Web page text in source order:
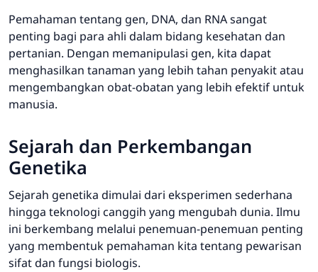
Pemahaman tentang gen, DNA, dan RNA sangat
penting bagi para ahli dalam bidang kesehatan dan
pertanian. Dengan memanipulasi gen, kita dapat
menghasilkan tanaman yang lebih tahan penyakit atau
mengembangkan obat-obatan yang lebih efektif untuk
manusia.
Sejarah dan Perkembangan
Genetika
Sejarah genetika dimulai dari eksperimen sederhana
hingga teknologi canggih yang mengubah dunia. Ilmu
ini berkembang melalui penemuan-penemuan penting
yang membentuk pemahaman kita tentang pewarisan
sifat dan fungsi biologis.